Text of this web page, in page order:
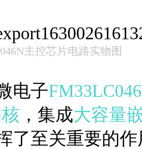
主控芯片电路实物图
电子
，集成大容量
了至关重要的